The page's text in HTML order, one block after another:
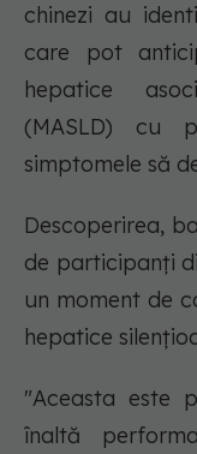
chinezi au
care pot
hepatice
(MASLD) cu
simptomele să
Descoperirea,
de participanți
un moment de
hepatice
"Aceasta este
înaltă